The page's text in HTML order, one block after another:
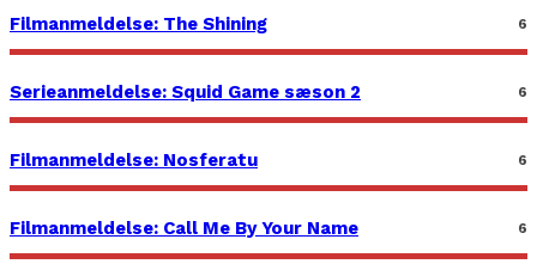
Filmanmeldelse: The Shining 6
Serieanmeldelse: Squid Game sæson 2 6
Filmanmeldelse: Nosferatu 6
Filmanmeldelse: Call Me By Your Name 6